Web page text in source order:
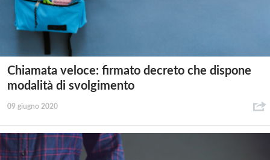
Chiamata veloce: firmato decreto che dispone
modalità di svolgimento
09 giugno 2020